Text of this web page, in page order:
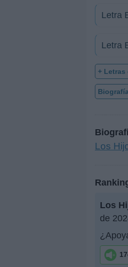
Letra
Letra
+ Letras
Los
Los
de